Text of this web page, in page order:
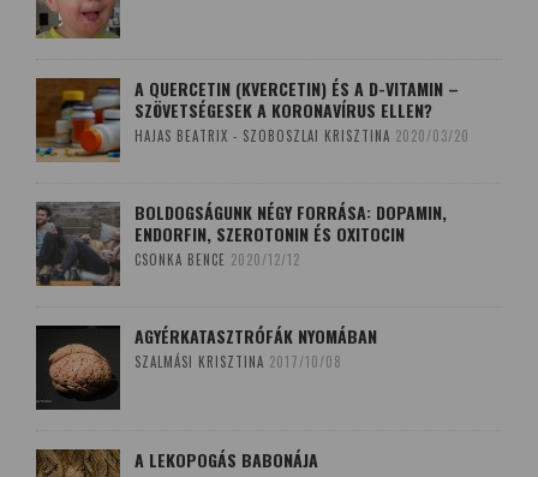
A QUERCETIN (KVERCETIN) ÉS A D-VITAMIN –
SZÖVETSÉGESEK A KORONAVÍRUS ELLEN?
HAJAS BEATRIX - SZOBOSZLAI KRISZTINA 2020/03/20
BOLDOGSÁGUNK NÉGY FORRÁSA: DOPAMIN,
ENDORFIN, SZEROTONIN ÉS OXITOCIN
CSONKA BENCE 2020/12/12
AGYÉRKATASZTRÓFÁK NYOMÁBAN
SZALMÁSI KRISZTINA 2017/10/08
A LEKOPOGÁS BABONÁJA